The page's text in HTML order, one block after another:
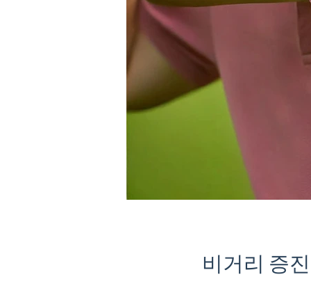
비거리 증